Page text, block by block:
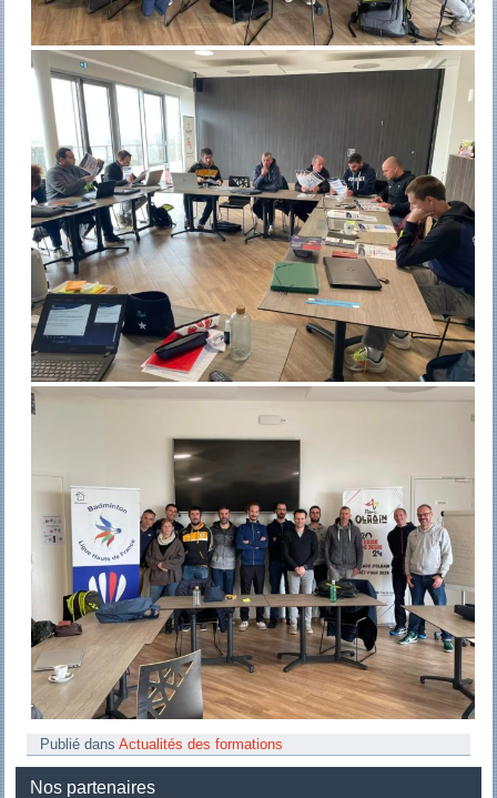
Publié dans Actualités des formations
Nos partenaires